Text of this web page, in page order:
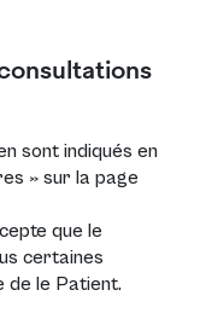
sont indiqués en
» sur la page
que le
certaines
de le Patient.